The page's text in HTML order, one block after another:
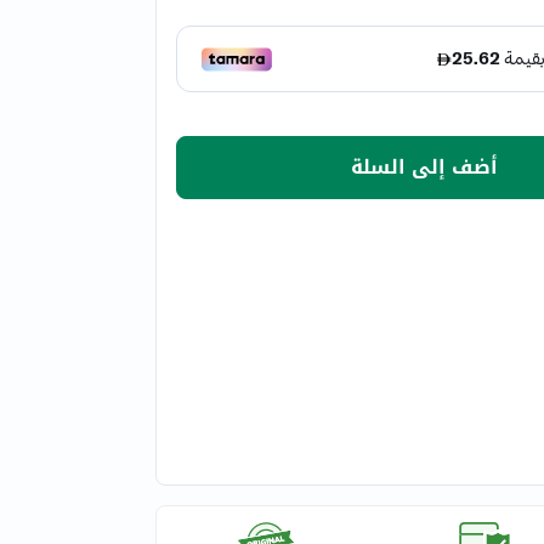
أضف إلى السلة